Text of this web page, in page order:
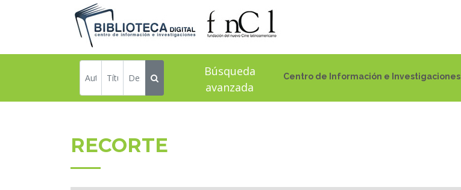
Centro de Información e Investigaciones
Búsqueda
avanzada
RECORTE